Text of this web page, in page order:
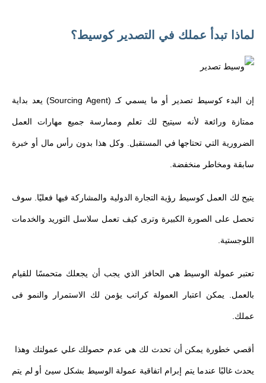
لماذا تبدأ عملك في التصدير كوسيط؟
إن البدء كوسيط تصدير أو ما يسمي كـ (Sourcing Agent) يعد بداية
ممتازة ورائعة لأنه سيتيح لك تعلم وممارسة جميع مهارات العمل
الضرورية التي تحتاجها في المستقبل. وكل هذا بدون رأس مال أو خبرة
سابقة ومخاطر منخفضة.
يتيح لك العمل كوسيط رؤية التجارة الدولية والمشاركة فيها فعليًا. سوف
تحصل على الصورة الكبيرة وترى كيف تعمل سلاسل التوريد والخدمات
اللوجستية.
تعتبر عمولة الوسيط هي الحافز الذي يجب أن يجعلك متحمسًا للقيام
بالعمل. يمكن اعتبار العمولة كراتب يؤمن لك الاستمرار والنمو فى
عملك.
أقصي خطورة يمكن أن تحدث لك هي عدم حصولك علي عمولتك وهذا
يحدث غالبًا عندما يتم إبرام اتفاقية عمولة الوسيط بشكل سيئ أو لم يتم